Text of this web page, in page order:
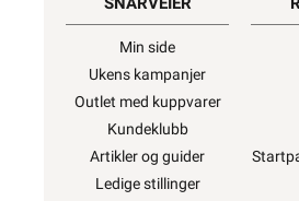
Min side
Ukens kampanjer
Outlet med kuppvarer
Kundeklubb
Artikler og guider
Ledige stillinger